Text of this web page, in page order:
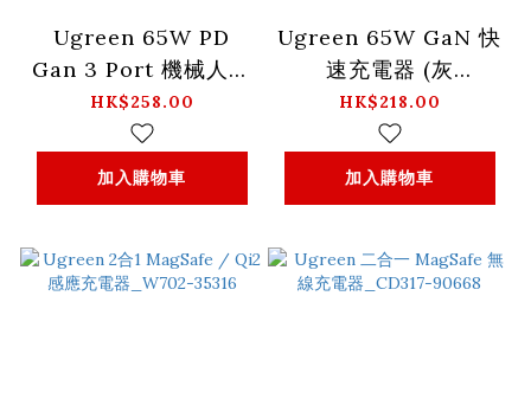
Ugreen 65W PD
Gan 3 Port 機械人充
電器-UK_CD316-
25686
HK$258.00
加入購物車
Ugreen 65W GaN 快
速充電器 (灰
色)_CD306-90663
HK$218.00
加入購物車